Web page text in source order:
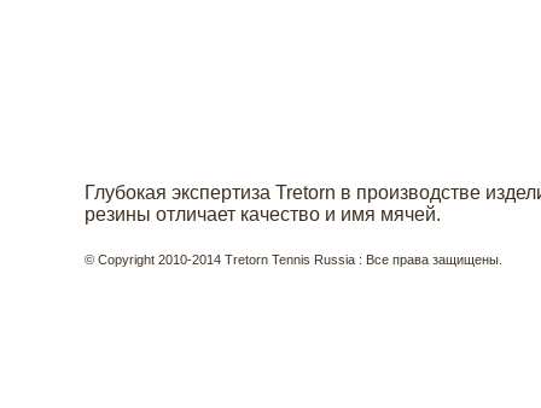
Глубокая экспертиза Tretorn в производстве
резины отличает качество и имя мячей.
© Copyright 2010-2014 Tretorn Tennis Russia : Все права защищены.